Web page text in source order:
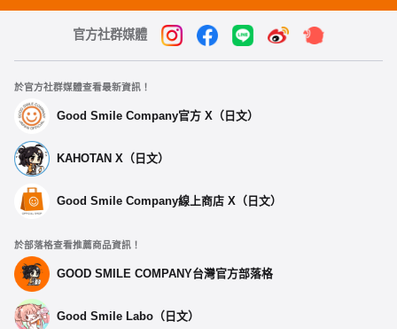
官方社群媒體
於官方社群媒體查看最新資訊！
Good Smile Company官方 X（日文）
KAHOTAN X（日文）
Good Smile Company線上商店 X（日文）
於部落格查看推薦商品資訊！
GOOD SMILE COMPANY台灣官方部落格
Good Smile Labo（日文）